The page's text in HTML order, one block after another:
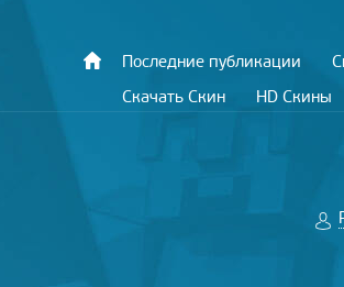
Последние публикации
Скачать Скин
HD Скины